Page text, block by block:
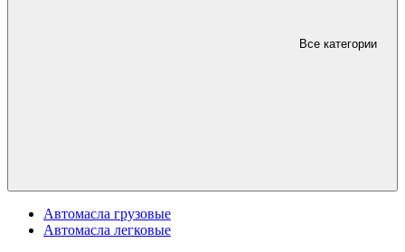
Все категории
Автомасла грузовые
Автомасла легковые